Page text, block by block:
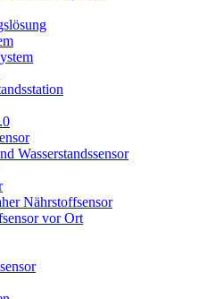
Wasserstandssensor
Nährstoffsensor
vor Ort